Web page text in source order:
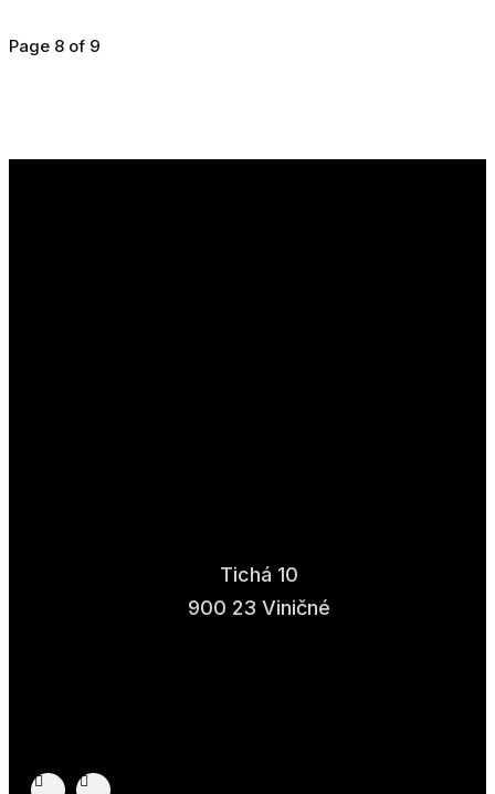
Page 8 of 9
Tichá 10
900 23 Viničné